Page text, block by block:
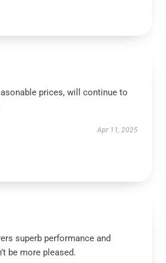
prices, will continue to
Apr 11, 2025
superb performance and
be more pleased.